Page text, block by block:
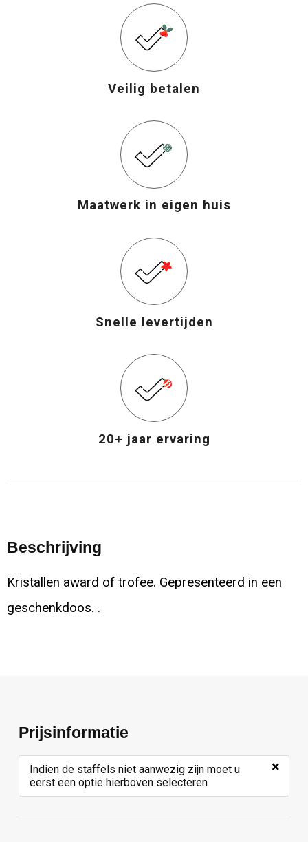
Veilig betalen
Maatwerk in eigen huis
Snelle levertijden
20+ jaar ervaring
Beschrijving
Kristallen award of trofee. Gepresenteerd in een
geschenkdoos. .
Prijsinformatie
Indien de staffels niet aanwezig zijn moet u
eerst een optie hierboven selecteren
×